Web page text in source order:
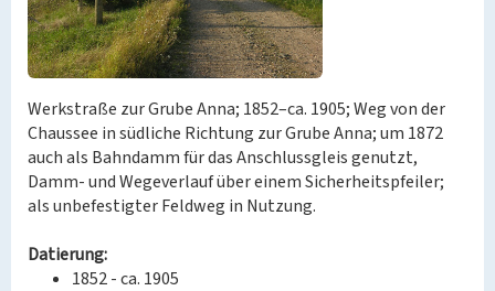
Werkstraße zur Grube Anna; 1852–ca. 1905; Weg von der
Chaussee in südliche Richtung zur Grube Anna; um 1872
auch als Bahndamm für das Anschlussgleis genutzt,
Damm- und Wegeverlauf über einem Sicherheitspfeiler;
als unbefestigter Feldweg in Nutzung.
Datierung:
1852 - ca. 1905